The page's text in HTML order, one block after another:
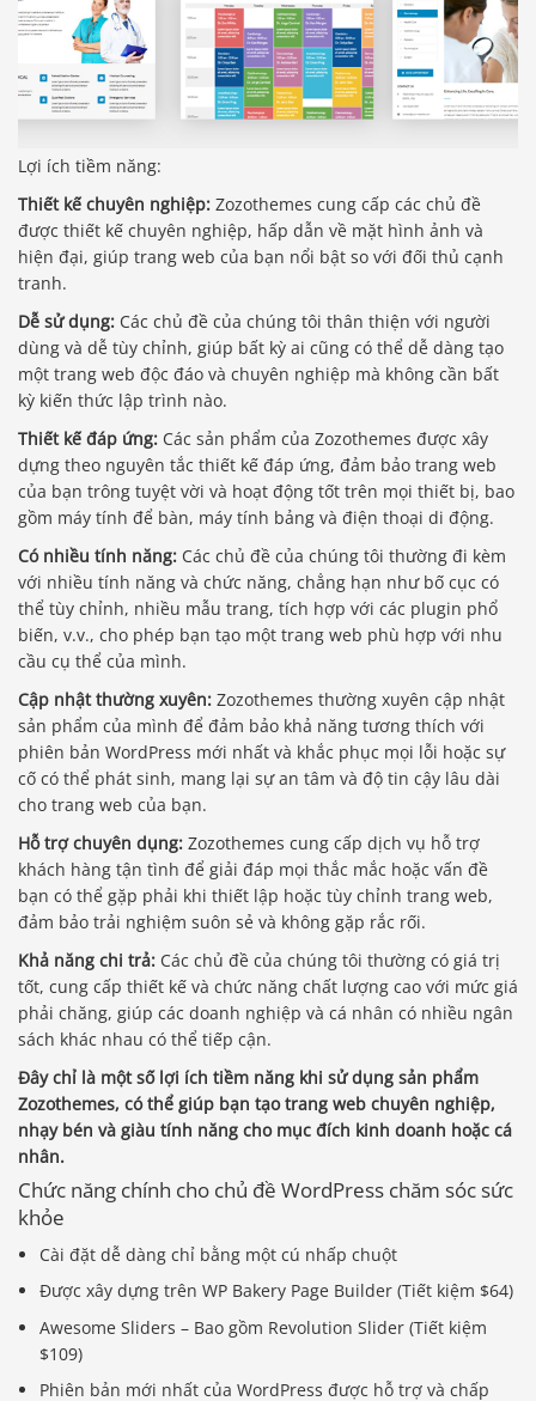
Lợi ích tiềm năng:
Thiết kế chuyên nghiệp: Zozothemes cung cấp các chủ đề
được thiết kế chuyên nghiệp, hấp dẫn về mặt hình ảnh và
hiện đại, giúp trang web của bạn nổi bật so với đối thủ cạnh
tranh.
Dễ sử dụng: Các chủ đề của chúng tôi thân thiện với người
dùng và dễ tùy chỉnh, giúp bất kỳ ai cũng có thể dễ dàng tạo
một trang web độc đáo và chuyên nghiệp mà không cần bất
kỳ kiến ​​thức lập trình nào.
Thiết kế đáp ứng: Các sản phẩm của Zozothemes được xây
dựng theo nguyên tắc thiết kế đáp ứng, đảm bảo trang web
của bạn trông tuyệt vời và hoạt động tốt trên mọi thiết bị, bao
gồm máy tính để bàn, máy tính bảng và điện thoại di động.
Có nhiều tính năng: Các chủ đề của chúng tôi thường đi kèm
với nhiều tính năng và chức năng, chẳng hạn như bố cục có
thể tùy chỉnh, nhiều mẫu trang, tích hợp với các plugin phổ
biến, v.v., cho phép bạn tạo một trang web phù hợp với nhu
cầu cụ thể của mình.
Cập nhật thường xuyên: Zozothemes thường xuyên cập nhật
sản phẩm của mình để đảm bảo khả năng tương thích với
phiên bản WordPress mới nhất và khắc phục mọi lỗi hoặc sự
cố có thể phát sinh, mang lại sự an tâm và độ tin cậy lâu dài
cho trang web của bạn.
Hỗ trợ chuyên dụng: Zozothemes cung cấp dịch vụ hỗ trợ
khách hàng tận tình để giải đáp mọi thắc mắc hoặc vấn đề
bạn có thể gặp phải khi thiết lập hoặc tùy chỉnh trang web,
đảm bảo trải nghiệm suôn sẻ và không gặp rắc rối.
Khả năng chi trả: Các chủ đề của chúng tôi thường có giá trị
tốt, cung cấp thiết kế và chức năng chất lượng cao với mức giá
phải chăng, giúp các doanh nghiệp và cá nhân có nhiều ngân
sách khác nhau có thể tiếp cận.
Đây chỉ là một số lợi ích tiềm năng khi sử dụng sản phẩm
Zozothemes, có thể giúp bạn tạo trang web chuyên nghiệp,
nhạy bén và giàu tính năng cho mục đích kinh doanh hoặc cá
nhân.
Chức năng chính cho chủ đề WordPress chăm sóc sức
khỏe
Cài đặt dễ dàng chỉ bằng một cú nhấp chuột
Được xây dựng trên WP Bakery Page Builder (Tiết kiệm $64)
Awesome Sliders – Bao gồm Revolution Slider (Tiết kiệm
$109)
Phiên bản mới nhất của WordPress được hỗ trợ và chấp